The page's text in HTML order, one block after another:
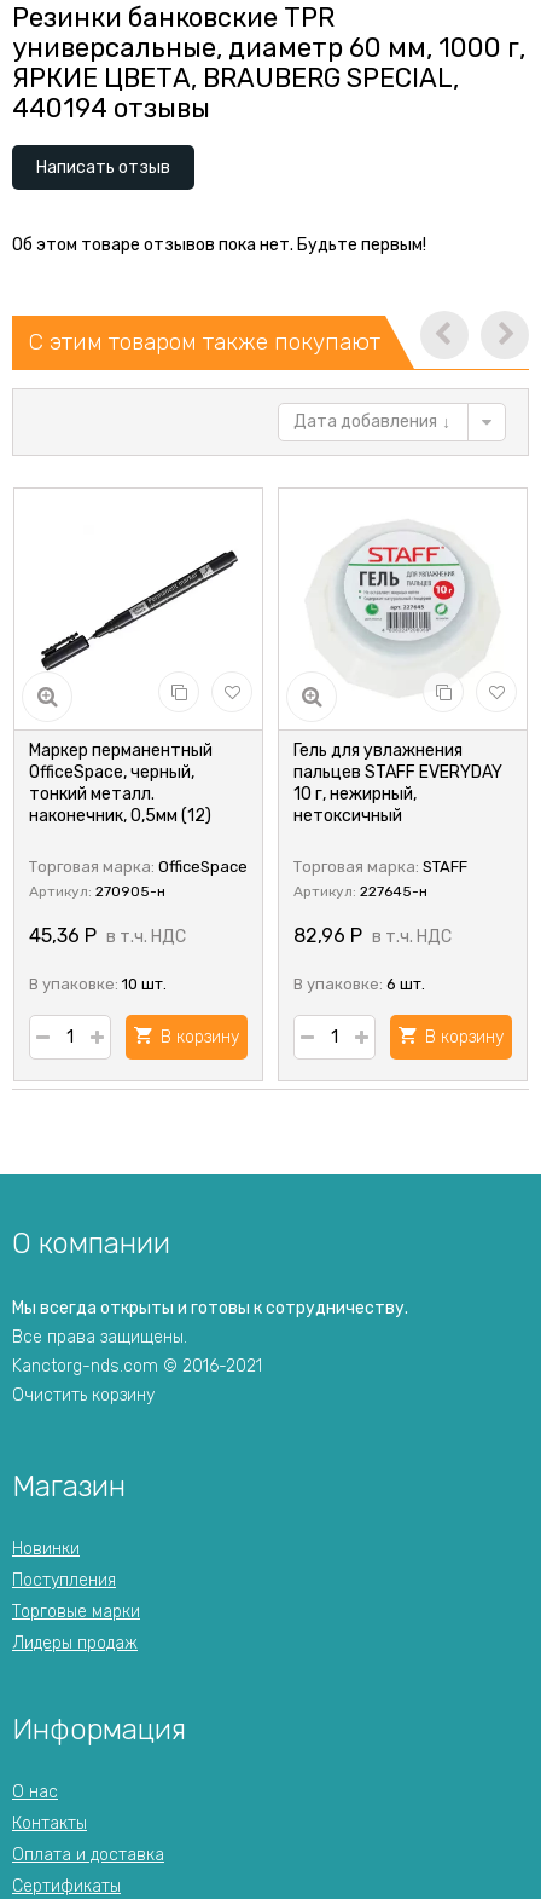
Резинки банковские TPR
универсальные, диаметр 60 мм, 1000 г,
ЯРКИЕ ЦВЕТА, BRAUBERG SPECIAL,
440194 отзывы
Написать отзыв
Об этом товаре отзывов пока нет. Будьте первым!
С этим товаром также покупают
Дата добавления
Маркер перманентный
OfficeSpace, черный,
тонкий металл.
наконечник, 0,5мм (12)
Торговая марка: OfficeSpace
Артикул: 270905-н
45,36 Р в т.ч. НДС
В упаковке: 10 шт.
В корзину
Гель для увлажнения
пальцев STAFF EVERYDAY
10 г, нежирный,
нетоксичный
Торговая марка: STAFF
Артикул: 227645-н
82,96 Р в т.ч. НДС
В упаковке: 6 шт.
В корзину
О компании
Мы всегда открыты и готовы к сотрудничеству.
Все права защищены.
Kanctorg-nds.com © 2016-2021
Очистить корзину
Магазин
Новинки
Поступления
Торговые марки
Лидеры продаж
Информация
О нас
Контакты
Оплата и доставка
Сертификаты